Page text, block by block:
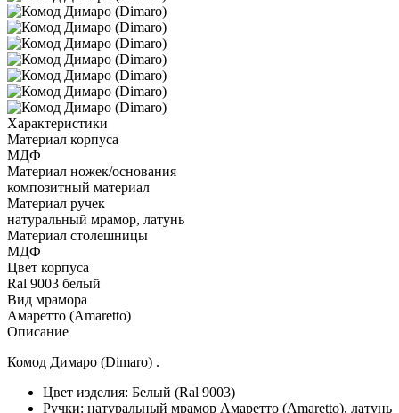
Характеристики
Материал корпуса
МДФ
Материал ножек/основания
композитный материал
Материал ручек
натуральный мрамор, латунь
Материал столешницы
МДФ
Цвет корпуса
Ral 9003 белый
Вид мрамора
Амаретто (Amaretto)
Описание
Комод Димаро (Dimaro) .
Цвет изделия: Белый (Ral 9003)
Ручки: натуральный мрамор Амаретто (Amaretto), латунь